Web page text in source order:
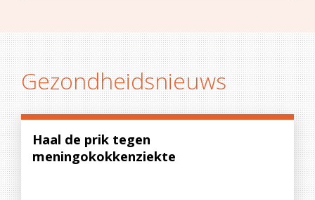
Gezondheidsnieuws
Haal de prik tegen
meningokokkenziekte